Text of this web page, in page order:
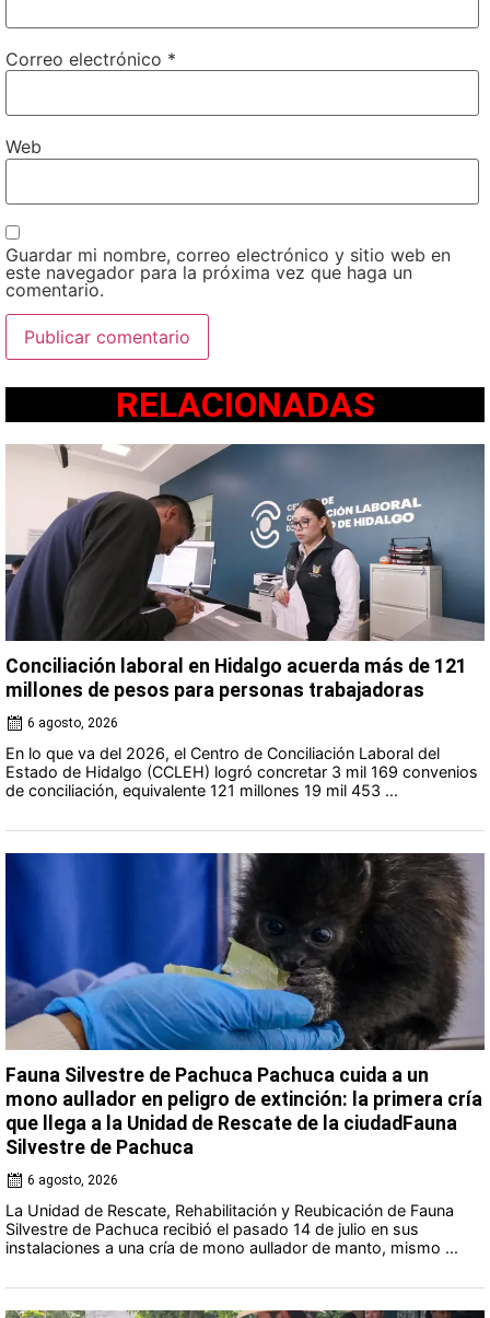
Correo electrónico *
Web
Guardar mi nombre, correo electrónico y sitio web en
este navegador para la próxima vez que haga un
comentario.
RELACIONADAS
Conciliación laboral en Hidalgo acuerda más de 121
millones de pesos para personas trabajadoras
6 agosto, 2026
En lo que va del 2026, el Centro de Conciliación Laboral del
Estado de Hidalgo (CCLEH) logró concretar 3 mil 169 convenios
de conciliación, equivalente 121 millones 19 mil 453 ...
Fauna Silvestre de Pachuca Pachuca cuida a un
mono aullador en peligro de extinción: la primera cría
que llega a la Unidad de Rescate de la ciudadFauna
Silvestre de Pachuca
6 agosto, 2026
La Unidad de Rescate, Rehabilitación y Reubicación de Fauna
Silvestre de Pachuca recibió el pasado 14 de julio en sus
instalaciones a una cría de mono aullador de manto, mismo ...